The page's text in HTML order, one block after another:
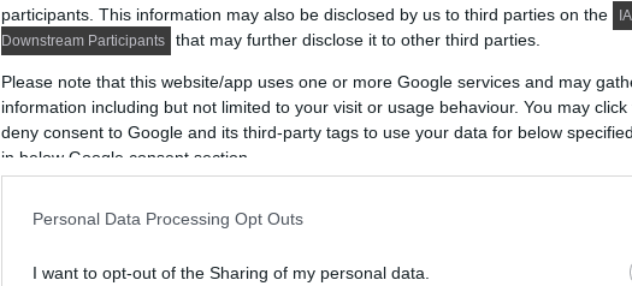
participants. This information may also be disclosed by us to third parties on the
Downstream Participants
that may further disclose it to other third parties.
Please note that this website/app uses one or more Google services and may
information including but not limited to your visit or usage behaviour. You may
deny consent to Google and its third-party tags to use your data for below
in below Google consent section.
Personal Data Processing Opt Outs
I want to opt-out of the Sharing of my personal data.